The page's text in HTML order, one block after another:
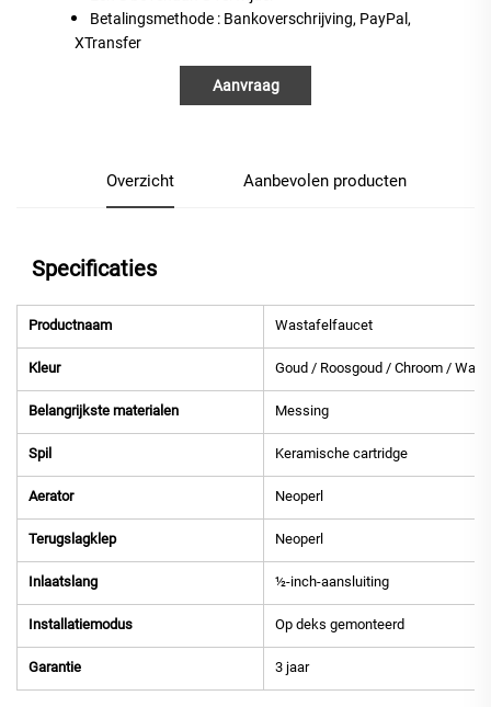
Betalingsmethode : Bankoverschrijving, PayPal,
XTransfer
Aanvraag
Overzicht Aanbevolen producten
Specificaties
Productnaam Wastafelfaucet
Kleur Goud / Roosgoud / Chroom /
Belangrijkste materialen Messing
Spil Keramische cartridge
Aerator Neoperl
Terugslagklep Neoperl
Inlaatslang ½-inch-aansluiting
Installatiemodus Op deks gemonteerd
Garantie 3 jaar